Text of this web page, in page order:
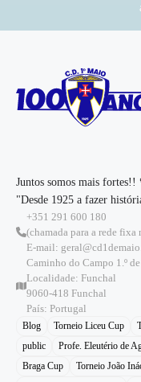
Juntos somos mais fortes!!
"Desde 1925 a fazer
+351 291 600 180
(chamada para a rede fixa
E-mail:
Caminho do Campo 1.º
Localidade: Funchal
9060-418 Funchal
País: Portugal
Blog Torneio Liceu Cup
public
Profe. Eleutério de
Braga Cup
Torneio João